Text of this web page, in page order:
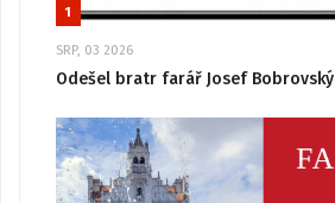
1
SRP, 03 2026
Odešel bratr farář Josef Bobrovský